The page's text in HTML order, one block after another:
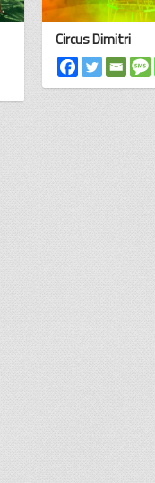
Circus Dimitri